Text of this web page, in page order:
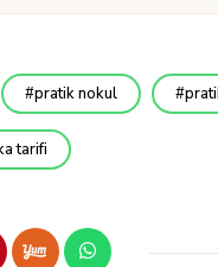
pratik nokul
tarifi